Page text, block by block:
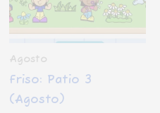
Agosto
Friso: Patio 3
(Agosto)